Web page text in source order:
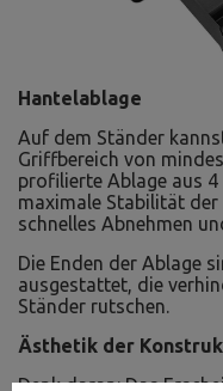
Hantelablage
Auf dem Ständer
Griffbereich von
profilierte Ablage aus
maximale Stabilität
schnelles Abnehmen
Die Enden der Ablage
ausgestattet, die
Ständer rutschen.
Ästhetik der
Denk daran: Das